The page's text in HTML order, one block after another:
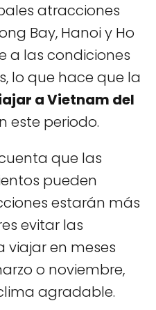
atracciones
Bay, Hanoi y Ho
a las condiciones
lo que hace que la
a Vietnam del
este periodo.
que las
pueden
estarán más
evitar las
viajar en meses
o noviembre,
agradable.